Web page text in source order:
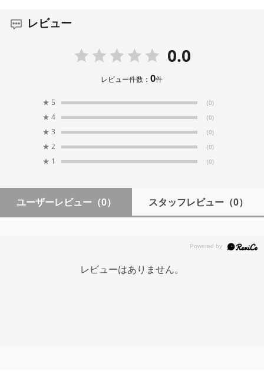
ポリエステルナイロン
仕切り2枚
レビュー
0.0
レビュー件数：0件
★ 5 (0)
★ 4 (0)
★ 3 (0)
★ 2 (0)
★ 1 (0)
ユーザーレビュー （0） スタッフレビュー（0）
レビューはありません。